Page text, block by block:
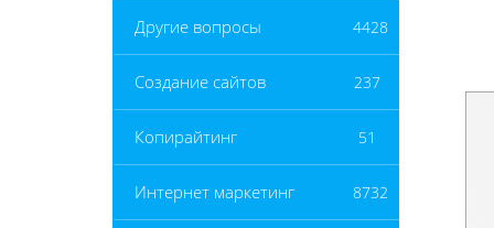
Другие вопросы 4428
Создание сайтов 237
Копирайтинг 51
Интернет маркетинг 8732